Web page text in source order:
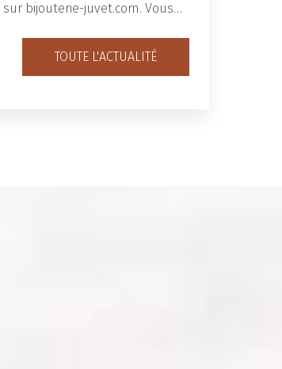
sur bijouterie-juvet.com. Vous…
TOUTE L'ACTUALITÉ